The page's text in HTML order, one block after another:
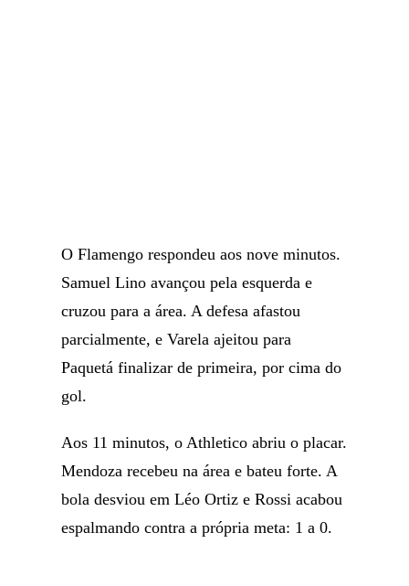
O Flamengo respondeu aos nove minutos.
Samuel Lino avançou pela esquerda e
cruzou para a área. A defesa afastou
parcialmente, e Varela ajeitou para
Paquetá finalizar de primeira, por cima do
gol.
Aos 11 minutos, o Athletico abriu o placar.
Mendoza recebeu na área e bateu forte. A
bola desviou em Léo Ortiz e Rossi acabou
espalmando contra a própria meta: 1 a 0.